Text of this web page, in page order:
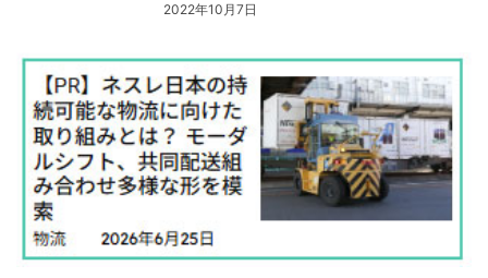
2022年10月7日